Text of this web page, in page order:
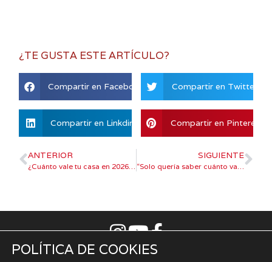
¿TE GUSTA ESTE ARTÍCULO?
Compartir en Facebook Compartir en Twitter
Compartir en Linkdin Compartir en Pinterest
ANTERIOR SIGUIENTE
Aviso Legal |Política de privacidad
POLÍTICA DE COOKIES